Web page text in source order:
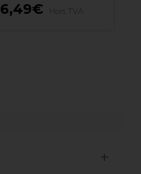
6,49€